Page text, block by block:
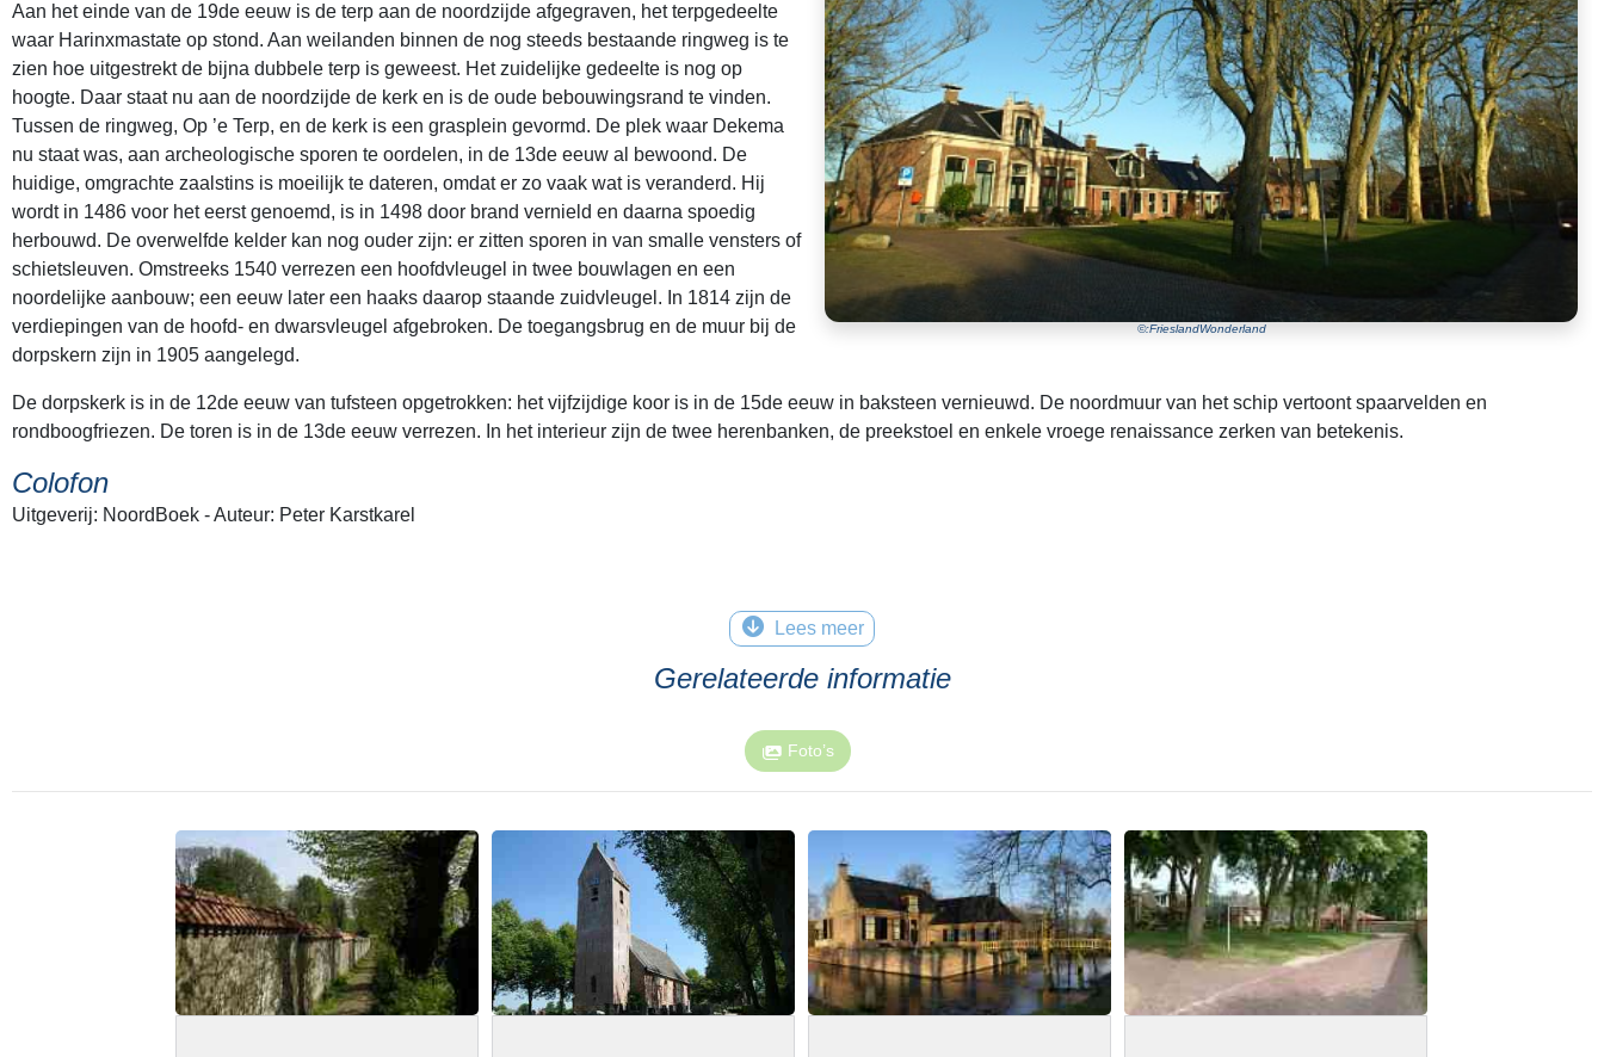
©:FrieslandWonderland
Aan het einde van de 19de eeuw is de terp aan de noordzijde afgegraven, het terpgedeelte
waar Harinxmastate op stond. Aan weilanden binnen de nog steeds bestaande ringweg is te
zien hoe uitgestrekt de bijna dubbele terp is geweest. Het zuidelijke gedeelte is nog op
hoogte. Daar staat nu aan de noordzijde de kerk en is de oude bebouwingsrand te vinden.
Tussen de ringweg, Op ’e Terp, en de kerk is een grasplein gevormd. De plek waar Dekema
nu staat was, aan archeologische sporen te oordelen, in de 13de eeuw al bewoond. De
huidige, omgrachte zaalstins is moeilijk te dateren, omdat er zo vaak wat is veranderd. Hij
wordt in 1486 voor het eerst genoemd, is in 1498 door brand vernield en daarna spoedig
herbouwd. De overwelfde kelder kan nog ouder zijn: er zitten sporen in van smalle vensters of
schietsleuven. Omstreeks 1540 verrezen een hoofdvleugel in twee bouwlagen en een
noordelijke aanbouw; een eeuw later een haaks daarop staande zuidvleugel. In 1814 zijn de
verdiepingen van de hoofd- en dwarsvleugel afgebroken. De toegangsbrug en de muur bij de
dorpskern zijn in 1905 aangelegd.
De dorpskerk is in de 12de eeuw van tufsteen opgetrokken: het vijfzijdige koor is in de 15de eeuw in baksteen vernieuwd. De noordmuur van het schip vertoont spaarvelden en
rondboogfriezen. De toren is in de 13de eeuw verrezen. In het interieur zijn de twee herenbanken, de preekstoel en enkele vroege renaissance zerken van betekenis.
Colofon
Uitgeverij: NoordBoek - Auteur: Peter Karstkarel
Lees meer
Gerelateerde informatie
Foto’s